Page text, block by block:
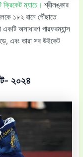
ক্রিকেট ম্যাচে। শ্রীলঙ্কার
১৮২ রানে পৌঁছাতে
অসাধারণ পারফরম্যান্স
এবং তারা সব উইকেট
২০২৪